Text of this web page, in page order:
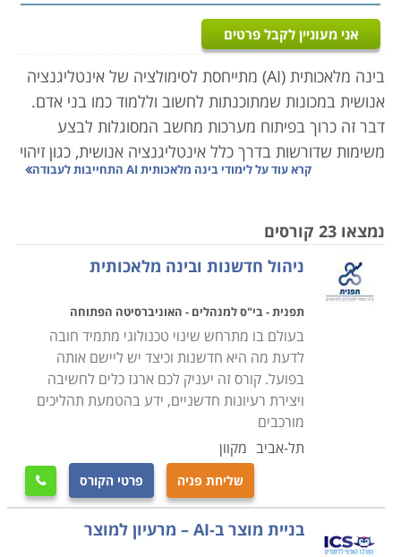
אני מעוניין לקבל פרטים
בינה מלאכותית (AI) מתייחסת לסימולציה של אינטליגנציה
אנושית במכונות שמתוכנתות לחשוב וללמוד כמו בני אדם.
דבר זה כרוך בפיתוח מערכות מחשב המסוגלות לבצע
משימות שדורשות בדרך כלל אינטליגנציה אנושית, כגון זיהוי
דיבור, קבלת החלטות, פתרון בעיות והבנת שפה טבעית.
צרה, אשר מיועדת למשימות ספציפיות, ובינה מלאכותית
כללית, בעלת יכולת להבין ולבצע כל משימה אינטלקטואלית
שבן אדם יכול לעשות. מטרת הבינה המלאכותית היא ליצור
מכונות שיכולות לשכפל או לעלות על האינטליגנציה
האנושית, מה שמאפשר להן לפתור בעיות מורכבות באופן
אוטונומי ולשפר את היעילות בתחומים שונים.
לבינה מלאכותית מגוון רחב של שימושים בתעשיות
ובתחומים שונים. כגון: בתחום הרפואה ניתן להשתמש
בבינה מלאכותית לצורך אבחון מחלות, בניית תוכניות טיפול
מותאמות אישית, ניתוח נתונים רפואיים וסיוע בניתוח. בתחום
הפיננסי, בינה מלאכותית יכולה לשמש לגילוי הונאות, מסחר
אלגוריתמי, הערכת סיכונים וניתוח פיננסי. בתחום החינוך
היא משמשת לצורך שיפור למידה מותאמת אישית על ידי
קרא עוד עללימודי בינה מלאכותית AI התחייבות לעבודה
נמצאו 23 קורסים
ניהול חדשנות ובינה מלאכותית
תפנית - בי"ס למנהלים - האוניברסיטה הפתוחה
בעולם בו מתרחש שינוי טכנולוגי מתמיד חובה
לדעת מה היא חדשנות וכיצד יש ליישם אותה
בפועל. קורס זה יעניק לכם ארגז כלים לחשיבה
ויצירת רעיונות חדשניים, ידע בהטמעת תהליכים
מורכבים
תל-אביב מקוון
שליחת פניה פרטי הקורס 
בניית מוצר ב-AI – מרעיון למוצר